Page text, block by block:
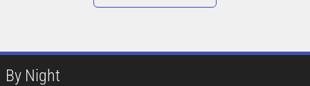
By Night